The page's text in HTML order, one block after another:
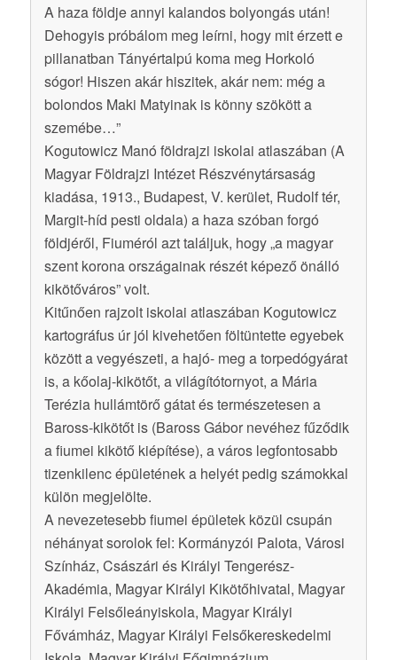
A haza földje annyi kalandos bolyongás után!
Dehogyis próbálom meg leírni, hogy mit érzett e
pillanatban Tányértalpú koma meg Horkoló
sógor! Hiszen akár hiszitek, akár nem: még a
bolondos Maki Matyinak is könny szökött a
szemébe…”
Kogutowicz Manó földrajzi iskolai atlaszában (A
Magyar Földrajzi Intézet Részvénytársaság
kiadása, 1913., Budapest, V. kerület, Rudolf tér,
Margit-híd pesti oldala) a haza szóban forgó
földjéről, Fiuméról azt találjuk, hogy „a magyar
szent korona országainak részét képező önálló
kikötőváros” volt.
Kitűnően rajzolt iskolai atlaszában Kogutowicz
kartográfus úr jól kivehetően föltüntette egyebek
között a vegyészeti, a hajó- meg a torpedógyárat
is, a kőolaj-kikötőt, a világítótornyot, a Mária
Terézia hullámtörő gátat és természetesen a
Baross-kikötőt is (Baross Gábor nevéhez fűződik
a fiumei kikötő kiépítése), a város legfontosabb
tizenkilenc épületének a helyét pedig számokkal
külön megjelölte.
A nevezetesebb fiumei épületek közül csupán
néhányat sorolok fel: Kormányzói Palota, Városi
Színház, Császári és Királyi Tengerész-
Akadémia, Magyar Királyi Kikötőhivatal, Magyar
Királyi Felsőleányiskola, Magyar Királyi
Fővámház, Magyar Királyi Felsőkereskedelmi